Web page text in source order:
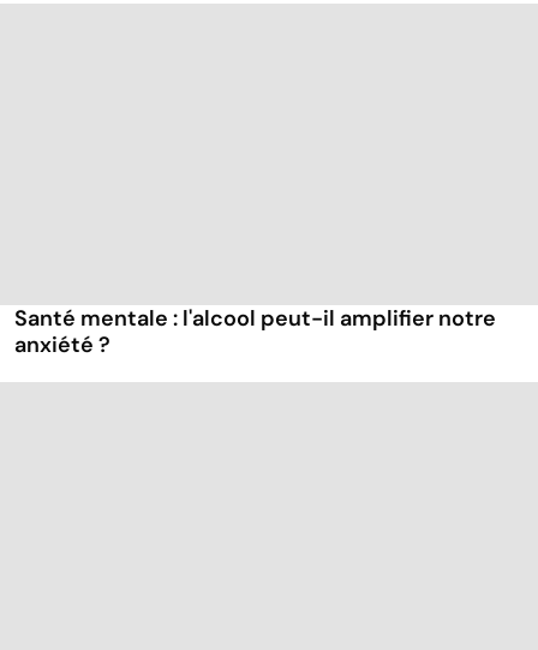
Santé mentale : l'alcool peut-il amplifier notre
anxiété ?